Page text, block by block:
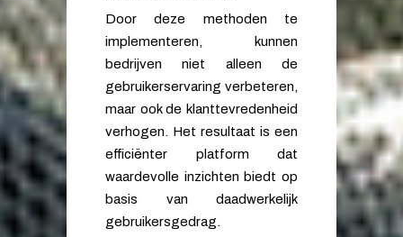
Door deze methoden te
implementeren, kunnen
bedrijven niet alleen de
gebruikerservaring verbeteren,
maar ook de klanttevredenheid
verhogen. Het resultaat is een
efficiënter platform dat
waardevolle inzichten biedt op
basis van daadwerkelijk
gebruikersgedrag.